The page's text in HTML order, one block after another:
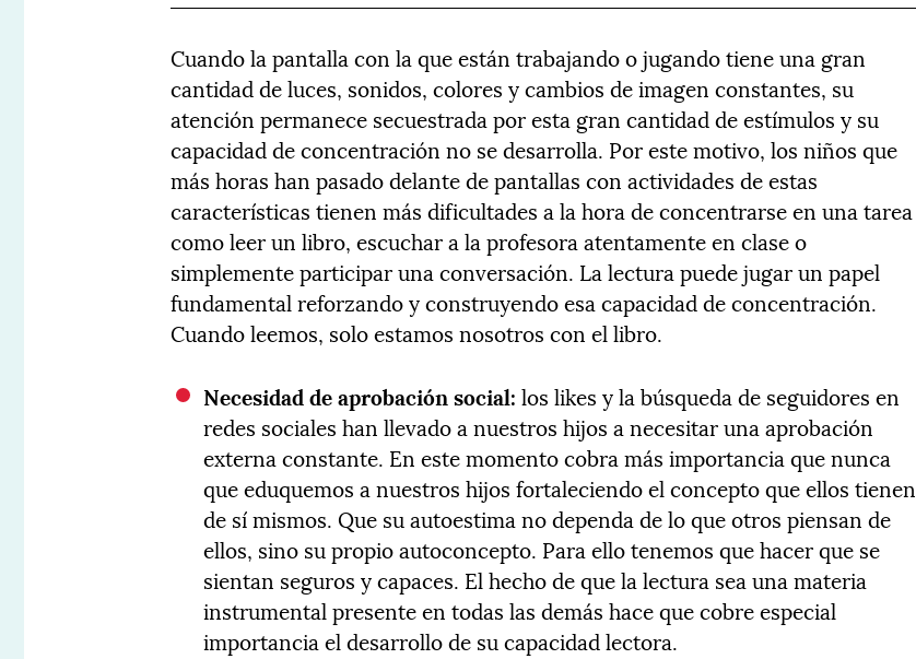
Cuando la pantalla con la que están trabajando o jugando tiene una gran
cantidad de luces, sonidos, colores y cambios de imagen constantes, su
atención permanece secuestrada por esta gran cantidad de estímulos y su
capacidad de concentración no se desarrolla. Por este motivo, los niños que
más horas han pasado delante de pantallas con actividades de estas
características tienen más dificultades a la hora de concentrarse en una tarea
como leer un libro, escuchar a la profesora atentamente en clase o
simplemente participar una conversación. La lectura puede jugar un papel
fundamental reforzando y construyendo esa capacidad de concentración.
Cuando leemos, solo estamos nosotros con el libro.
Necesidad de aprobación social:los likes y la búsqueda de seguidores en
redes sociales han llevado a nuestros hijos a necesitar una aprobación
externa constante. En este momento cobra más importancia que nunca
que eduquemos a nuestros hijos fortaleciendo el concepto que ellos tienen
de sí mismos. Que su autoestima no dependa de lo que otros piensan de
ellos, sino su propio autoconcepto. Para ello tenemos que hacer que se
sientan seguros y capaces. El hecho de que la lectura sea una materia
instrumental presente en todas las demás hace que cobre especial
importancia el desarrollo de su capacidad lectora.